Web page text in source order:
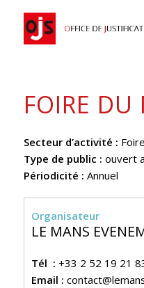
FOIRE DU
Secteur d’activité :
Type de public : ouvert
Périodicité : Annuel
Organisateur
LE MANS
Tél : +33 2 52 19 21
Email :